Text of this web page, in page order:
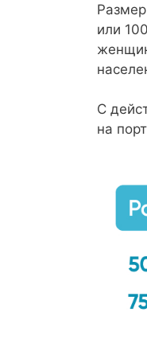
или
С
на